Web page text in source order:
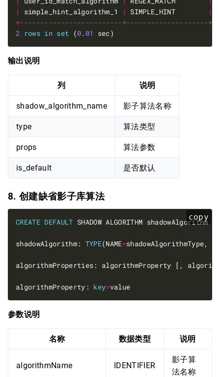
|
simple_hint_algorithm_1 | SIMPLE_HINT |
+
2
rows in set (0. 01
输出说明
列 说明
shadow_algorithm_name 影子算法名称
type 算法类型
props 算法参数
is_default 是否默认
8. 创建缺省影子库算法
copy
CREATE DEFAULT
shadowAlgorithm: TYPE(NAME=
algorithmProperty: key=
参数说明
名称 数据类型 说明
algorithmName IDENTIFIER
影子算
法名称